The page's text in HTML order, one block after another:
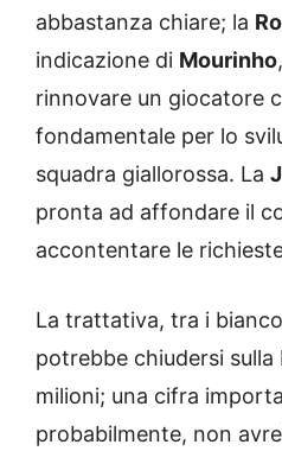
abbastanza chiare; la
indicazione di Mourinho
rinnovare un giocatore
fondamentale per lo
squadra giallorossa. La
pronta ad affondare il
accontentare le
La trattativa, tra i
potrebbe chiudersi sulla
milioni; una cifra
probabilmente, non